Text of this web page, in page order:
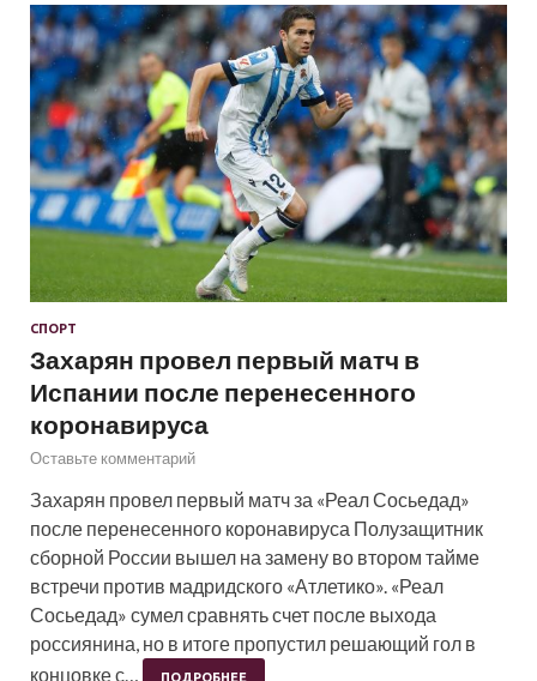
СПОРТ
Захарян провел первый матч в
Испании после перенесенного
коронавируса
Оставьте комментарий
Захарян провел первый матч за «Реал Сосьедад»
после перенесенного коронавируса Полузащитник
сборной России вышел на замену во втором тайме
встречи против мадридского «Атлетико». «Реал
Сосьедад» сумел сравнять счет после выхода
россиянина, но в итоге пропустил решающий гол в
концовке с…
ПОДРОБНЕЕ